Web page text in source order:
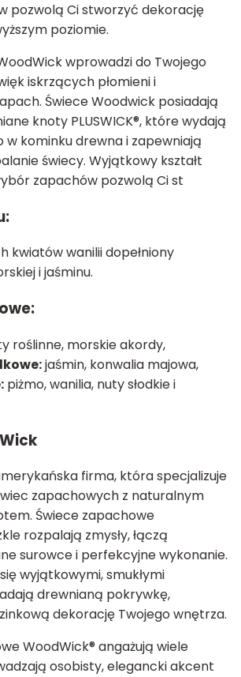
pozwolą Ci stworzyć dekorację
poziomie.
wprowadzi do Twojego
iskrzących płomieni i
Świece Woodwick posiadają
knoty PLUSWICK®, które wydają
w kominku drewna i zapewniają
świecy. Wyjątkowy kształt
zapachów pozwolą Ci st
kwiatów wanilii dopełniony
i jaśminu.
roślinne, morskie akordy,
jaśmin, konwalia majowa,
piżmo, wanilia, nuty słodkie i
firma, która specjalizuje
zapachowych z naturalnym
Świece zapachowe
rozpalają zmysły, łączą
surowce i perfekcyjne wykonanie.
wyjątkowymi, smukłymi
drewnianą pokrywkę,
dekorację Twojego wnętrza.
WoodWick® angażują wiele
osobisty, elegancki akcent